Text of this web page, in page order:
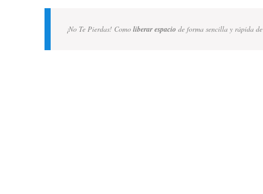
¡No Te Pierdas! Como liberar espacio de forma sencilla y rápida de